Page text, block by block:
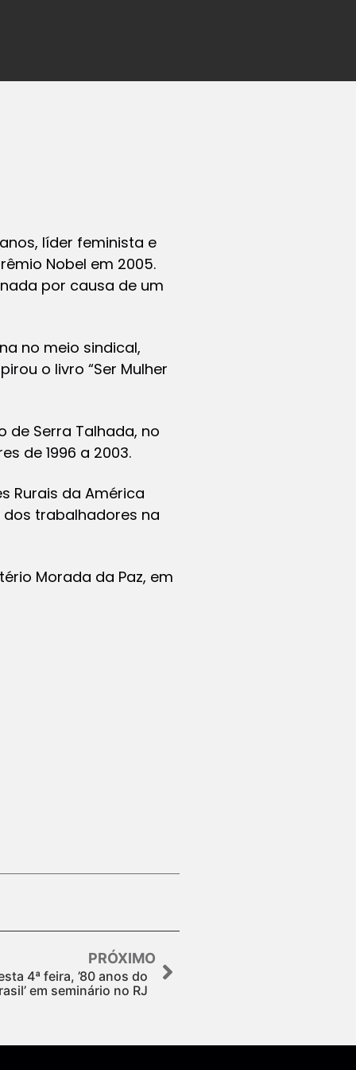
líder feminista e
Nobel em 2005.
por causa de um
no meio sindical,
o livro “Ser Mulher
de Serra Talhada, no
de 1996 a 2003.
Rurais da América
dos trabalhadores na
Morada da Paz, em
PRÓXIMO
4ª feira, ’80 anos do
em seminário no RJ